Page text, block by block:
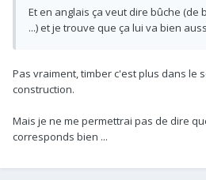
Et en anglais ça veut dire bûche (de
...) et je trouve que ça lui va bien
Pas vraiment, timber c'est plus dans le
construction.
Mais je ne me permettrai pas de dire
corresponds bien ...